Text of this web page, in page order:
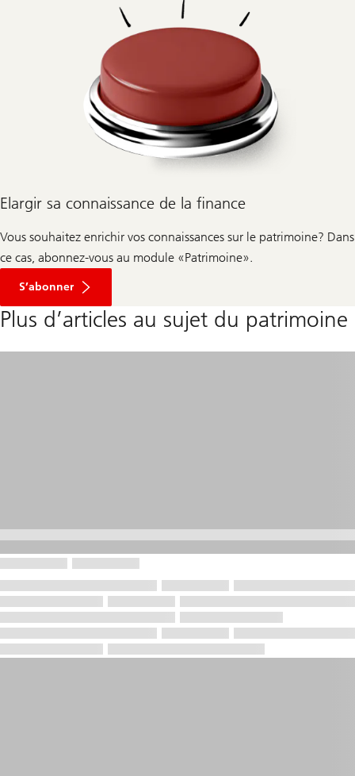
Elargir sa connaissance de la finance
Vous souhaitez enrichir vos connaissances sur le patrimoine? Dans
ce cas, abonnez-vous au module «Patrimoine».
S’abonner
Plus d’articles au sujet du patrimoine